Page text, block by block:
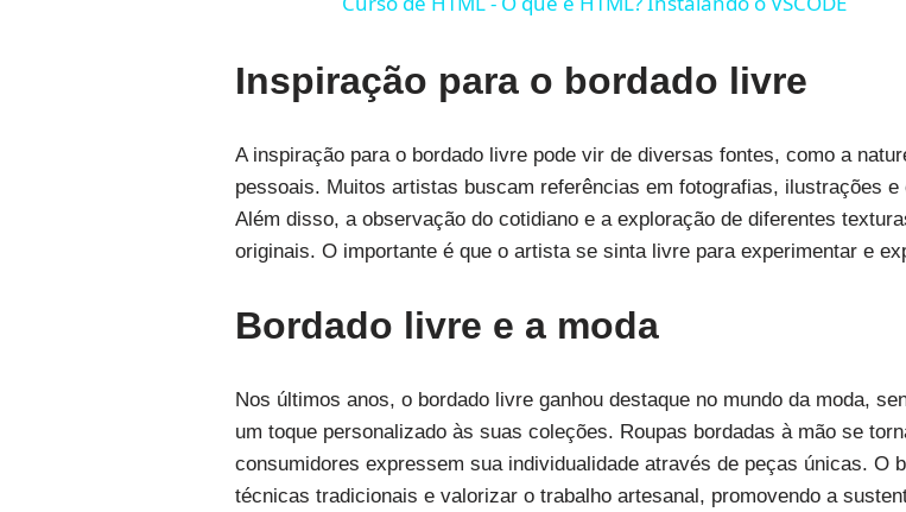
Inspiração para o bordado livre
A inspiração para o bordado livre pode vir de diversas fontes, como a
pessoais. Muitos artistas buscam referências em fotografias, ilustrações
Além disso, a observação do cotidiano e a exploração de diferentes
originais. O importante é que o artista se sinta livre para experimentar e
Bordado livre e a moda
Nos últimos anos, o bordado livre ganhou destaque no mundo da moda,
um toque personalizado às suas coleções. Roupas bordadas à mão se
consumidores expressem sua individualidade através de peças únicas. O
técnicas tradicionais e valorizar o trabalho artesanal, promovendo a